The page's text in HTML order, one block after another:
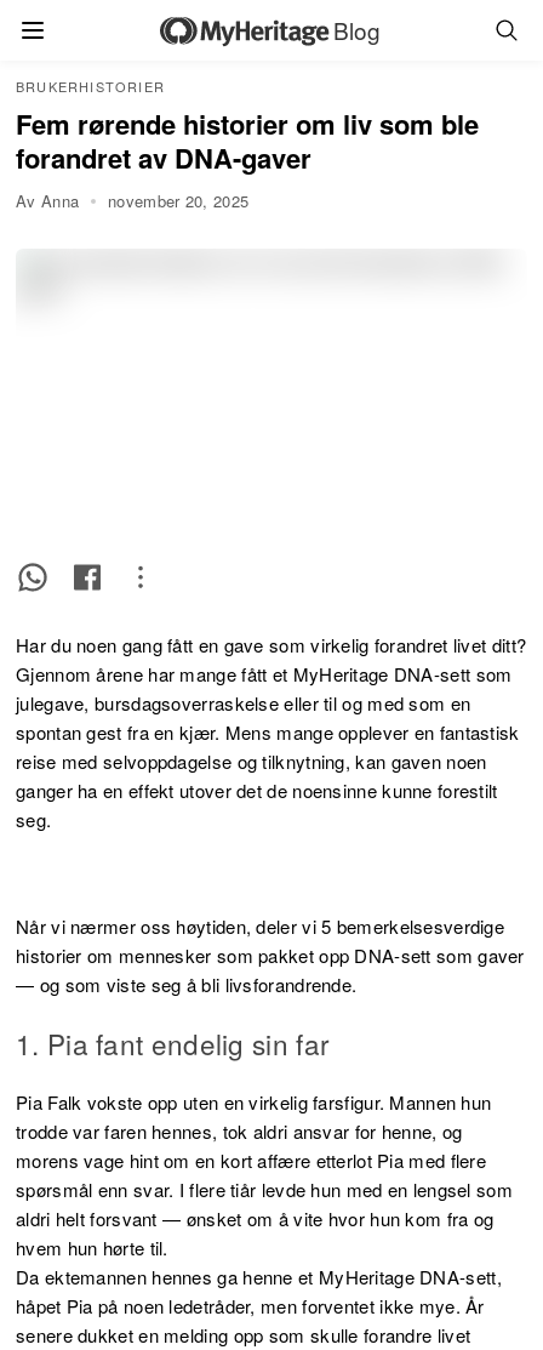
Blog
BRUKERHISTORIER
Fem rørende historier om liv som ble
forandret av DNA-gaver
Av Anna november 20, 2025
Har du noen gang fått en gave som virkelig forandret livet ditt?
Gjennom årene har mange fått et MyHeritage DNA-sett som
julegave, bursdagsoverraskelse eller til og med som en
spontan gest fra en kjær. Mens mange opplever en fantastisk
reise med selvoppdagelse og tilknytning, kan gaven noen
ganger ha en effekt utover det de noensinne kunne forestilt
seg.
Når vi nærmer oss høytiden, deler vi 5 bemerkelsesverdige
historier om mennesker som pakket opp DNA-sett som gaver
— og som viste seg å bli livsforandrende.
1. Pia fant endelig sin far
Pia Falk vokste opp uten en virkelig farsfigur. Mannen hun
trodde var faren hennes, tok aldri ansvar for henne, og
morens vage hint om en kort affære etterlot Pia med flere
spørsmål enn svar. I flere tiår levde hun med en lengsel som
aldri helt forsvant — ønsket om å vite hvor hun kom fra og
hvem hun hørte til.
Da ektemannen hennes ga henne et MyHeritage DNA-sett,
håpet Pia på noen ledetråder, men forventet ikke mye. År
senere dukket en melding opp som skulle forandre livet